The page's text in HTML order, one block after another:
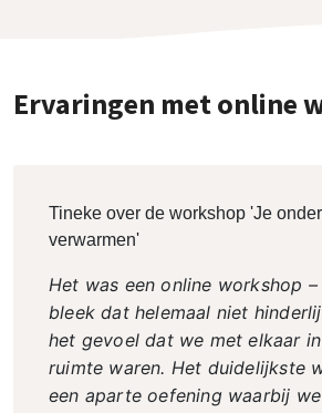
Ervaringen met online
Tineke over de workshop 'Je
verwarmen'
Het was een online workshop
bleek dat helemaal niet
het gevoel dat we met elkaar
ruimte waren. Het duidelijkste
een aparte oefening waarbij